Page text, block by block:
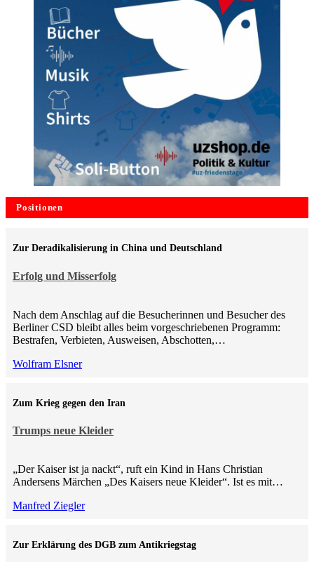
Positionen
Erfolg und Misserfolg
Zur Deradikalisierung in China und Deutschland
Nach dem Anschlag auf die Besucherinnen und Besucher des
Berliner CSD bleibt alles beim vorgeschriebenen Programm:
Bestrafen, Verbieten, Ausweisen, Abschotten,…
Wolfram Elsner
Trumps neue Kleider
Zum Krieg gegen den Iran
„Der Kaiser ist ja nackt“, ruft ein Kind in Hans Christian
Andersens Märchen „Des Kaisers neue Kleider“. Ist es mit…
Manfred Ziegler
Zur Erklärung des DGB zum Antikriegstag